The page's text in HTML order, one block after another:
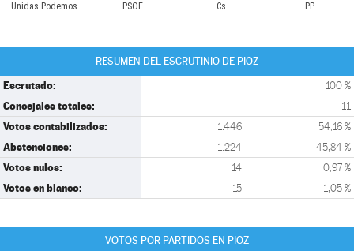
Unidas Podemos PSOE Cs PP
RESUMEN DEL ESCRUTINIO DE PIOZ
Escrutado: 100 %
Concejales totales: 11
Votos contabilizados: 1.446 54,16 %
Abstenciones: 1.224 45,84 %
Votos nulos: 14 0,97 %
Votos en blanco: 15 1,05 %
VOTOS POR PARTIDOS EN PIOZ